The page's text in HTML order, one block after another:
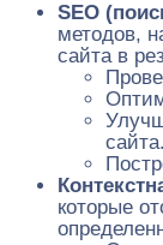
SEO
методов,
сайта в
сайта.
которые